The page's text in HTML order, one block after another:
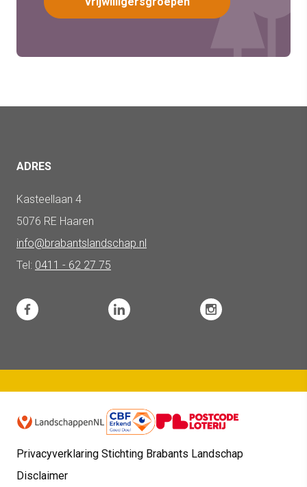
ADRES
Kasteellaan 4
5076 RE Haaren
info@brabantslandschap.nl
Tel: 0411 - 62 27 75
Privacyverklaring Stichting Brabants Landschap
Disclaimer